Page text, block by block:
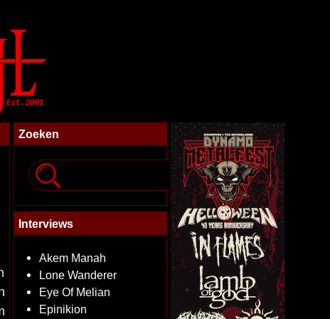
Zoeken
Interviews
Akem Manah
Lone Wanderer
Eye Of Melian
Epinikion